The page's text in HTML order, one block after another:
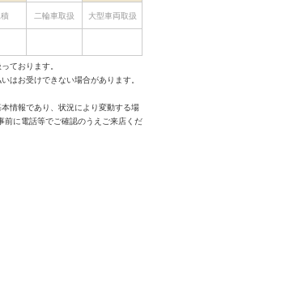
二輪車取扱 大型車両取扱
ております。
はお受けできない場合があります。
情報であり、状況により変動する場
前に電話等でご確認のうえご来店くだ